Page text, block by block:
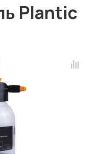
Plantic